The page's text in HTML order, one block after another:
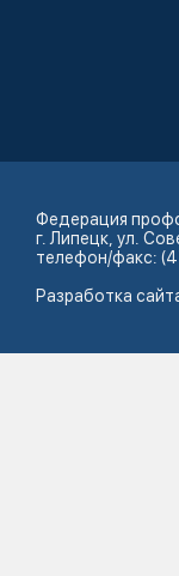
Федерация
г. Липецк, ул.
телефон/факс:
Разработка